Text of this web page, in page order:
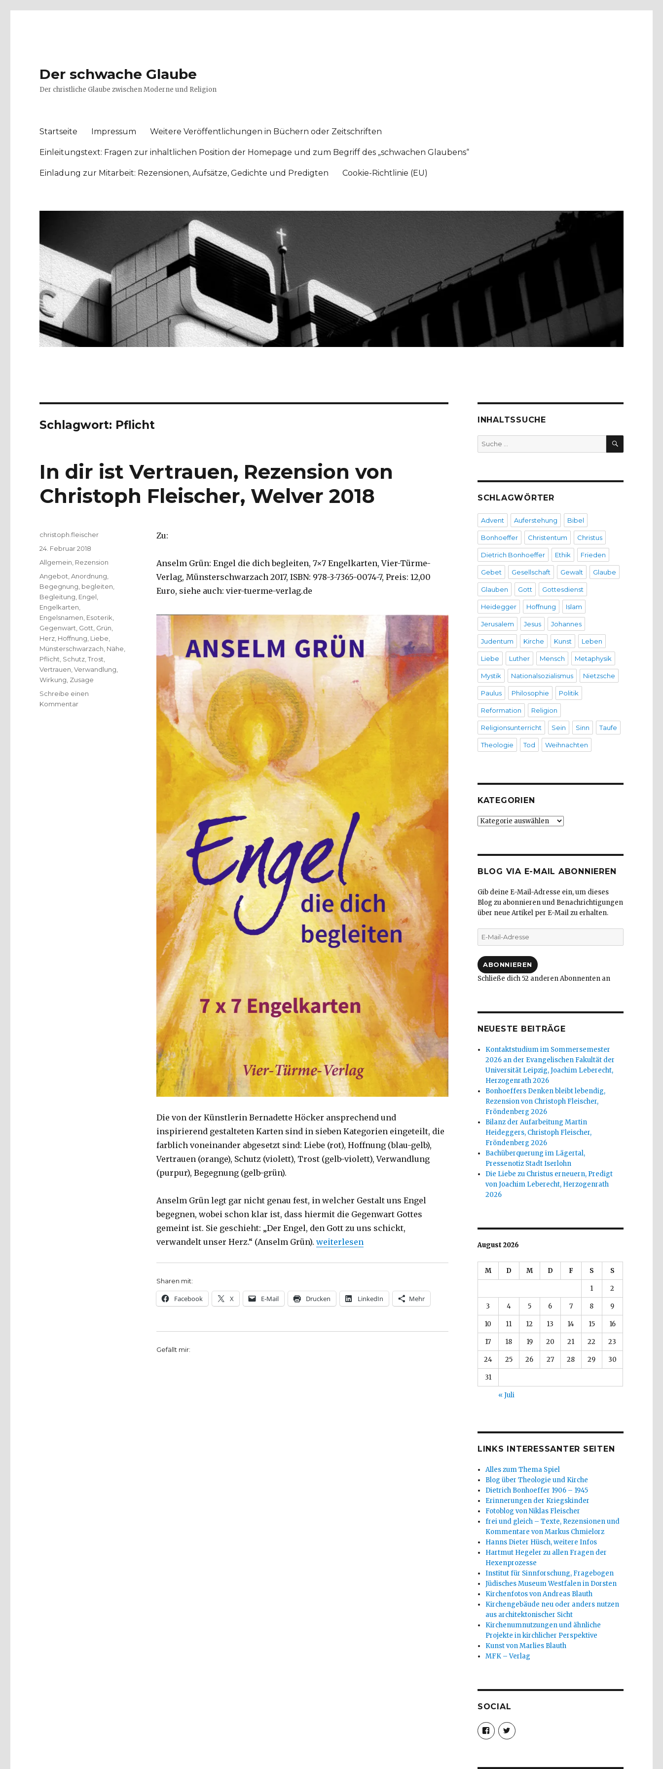
Der schwache Glaube
Der christliche Glaube zwischen Moderne und Religion
Startseite Impressum Weitere Veröffentlichungen in Büchern oder Zeitschriften
Einleitungstext: Fragen zur inhaltlichen Position der Homepage und zum Begriff des „schwachen Glaubens“
Einladung zur Mitarbeit: Rezensionen, Aufsätze, Gedichte und Predigten Cookie-Richtlinie (EU)
Schlagwort: Pflicht
In dir ist Vertrauen, Rezension von
Christoph Fleischer, Welver 2018
Zu:
Anselm Grün: Engel die dich begleiten, 7×7 Engelkarten, Vier-Türme-
Verlag, Münsterschwarzach 2017, ISBN: 978-3-7365-0074-7, Preis: 12,00
Euro, siehe auch: vier-tuerme-verlag.de
Die von der Künstlerin Bernadette Höcker ansprechend und
inspirierend gestalteten Karten sind in sieben Kategorien eingeteilt, die
farblich voneinander abgesetzt sind: Liebe (rot), Hoffnung (blau-gelb),
Vertrauen (orange), Schutz (violett), Trost (gelb-violett), Verwandlung
(purpur), Begegnung (gelb-grün).
Anselm Grün legt gar nicht genau fest, in welcher Gestalt uns Engel
begegnen, wobei schon klar ist, dass hiermit die Gegenwart Gottes
gemeint ist. Sie geschieht: „Der Engel, den Gott zu uns schickt,
verwandelt unser Herz.“ (Anselm Grün). „In dir ist Vertrauen, Rezension von Christoph Fleischer, Welver 2018“
weiterlesen
Sharen mit:
Facebook X E-Mail Drucken LinkedIn Mehr
Gefällt mir:
Autor
christoph.fleischer
Veröffentlicht
am
24. Februar 2018
Kategorien
Allgemein Rezension
Schlagwörter
Angebot ,Anordnung
Begegnung begleiten
Begleitung Engel
Engelkarten
Engelsnamen Esoterik
Gegenwart Gott Grün
Herz Hoffnung Liebe
Münsterschwarzach Nähe
Pflicht Schutz ,Trost
Vertrauen ,Verwandlung
Wirkung Zusage
Schreibe einen
Kommentarzu
INHALTSSUCHE
Suche
nach:
SUCHEN
SCHLAGWÖRTER
Advent Auferstehung Bibel
Bonhoeffer Christentum Christus
Dietrich Bonhoeffer Ethik Frieden
Gebet Gesellschaft Gewalt Glaube
Glauben Gott Gottesdienst
Heidegger Hoffnung Islam
Jerusalem Jesus Johannes
Judentum Kirche Kunst Leben
Liebe Luther Mensch Metaphysik
Mystik Nationalsozialismus Nietzsche
Paulus Philosophie Politik
Reformation Religion
Religionsunterricht Sein Sinn Taufe
Theologie Tod Weihnachten
KATEGORIEN
Kategorien
BLOG VIA E-MAIL ABONNIEREN
Gib deine E-Mail-Adresse ein, um dieses
Blog zu abonnieren und Benachrichtigungen
über neue Artikel per E-Mail zu erhalten.
E-
Mail-
ABONNIEREN
Schließe dich 52 anderen Abonnenten an
NEUESTE BEITRÄGE
Kontaktstudium im Sommersemester
2026 an der Evangelischen Fakultät der
Universität Leipzig, Joachim Leberecht,
Herzogenrath 2026
Bonhoeffers Denken bleibt lebendig,
Rezension von Christoph Fleischer,
Fröndenberg 2026
Bilanz der Aufarbeitung Martin
Heideggers, Christoph Fleischer,
Fröndenberg 2026
Bachüberquerung im Lägertal,
Pressenotiz Stadt Iserlohn
Die Liebe zu Christus erneuern, Predigt
von Joachim Leberecht, Herzogenrath
2026
August 2026
M D M D F S S
1 2
3 4 5 6 7 8 9
10 11 12 13 14 15 16
17 18 19 20 21 22 23
24 25 26 27 28 29 30
31
« Juli
LINKS INTERESSANTER SEITEN
Alles zum Thema Spiel
Blog über Theologie und Kirche
Dietrich Bonhoeffer 1906 – 1945
Erinnerungen der Kriegskinder
Fotoblog von Niklas Fleischer
frei und gleich – Texte, Rezensionen und
Kommentare von Markus Chmielorz
Hanns Dieter Hüsch, weitere Infos
Hartmut Hegeler zu allen Fragen der
Hexenprozesse
Institut für Sinnforschung, Fragebogen
Jüdisches Museum Westfalen in Dorsten
Kirchenfotos von Andreas Blauth
Kirchengebäude neu oder anders nutzen
aus architektonischer Sicht
Kirchenumnutzungen und ähnliche
Projekte in kirchlicher Perspektive
Kunst von Marlies Blauth
MFK – Verlag
SOCIAL
Profil
von
christoph.fleischer1
anzeigen
Profil
von
anzeigen